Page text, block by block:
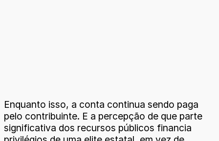
Enquanto isso, a conta continua sendo paga
pelo contribuinte. E a percepção de que parte
significativa dos recursos públicos financia